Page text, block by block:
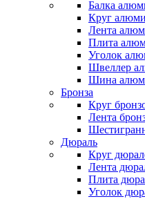
Балка
Круг
Лента
Плита
Уголок
Швеллер
Шина
Бронза
Круг
Лента
Дюраль
Круг
Лента
Плита
Уголок